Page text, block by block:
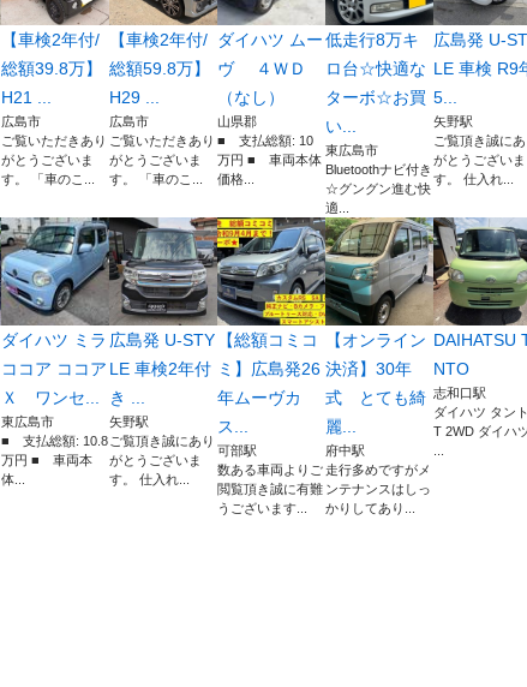
【車検2年付/
総額39.8万】
H21 ...
広島市
ご覧いただきあり
がとうございま
す。 「車のこ...
【車検2年付/
総額59.8万】
H29 ...
広島市
ご覧いただきあり
がとうございま
す。 「車のこ...
ダイハツ ムー
ヴ ４ＷＤ
（なし）
山県郡
■ 支払総額: 10
万円 ■ 車両本体
価格...
低走行8万キ
ロ台☆快適な
ターボ☆お買
い...
東広島市
Bluetoothナビ付き
☆グングン進む快
適...
広島発 U-
LE 車検 R9
5...
矢野駅
ご覧頂き誠にあ
がとうございま
す。 仕入れ...
ダイハツ ミラ
ココア ココア
Ｘ ワンセ...
東広島市
■ 支払総額: 10.8
万円 ■ 車両本
体...
広島発 U-STY
LE 車検2年付
き ...
矢野駅
ご覧頂き誠にあり
がとうございま
す。 仕入れ...
【総額コミコ
ミ】広島発26
年ムーヴカ
ス...
可部駅
数ある車両よりご
閲覧頂き誠に有難
うございます...
【オンライン
決済】30年
式 とても綺
麗...
府中駅
走行多めですがメ
ンテナンスはしっ
かりしてあり...
DAIHATSU
NTO
志和口駅
ダイハツ タン
T 2WD ダイハ